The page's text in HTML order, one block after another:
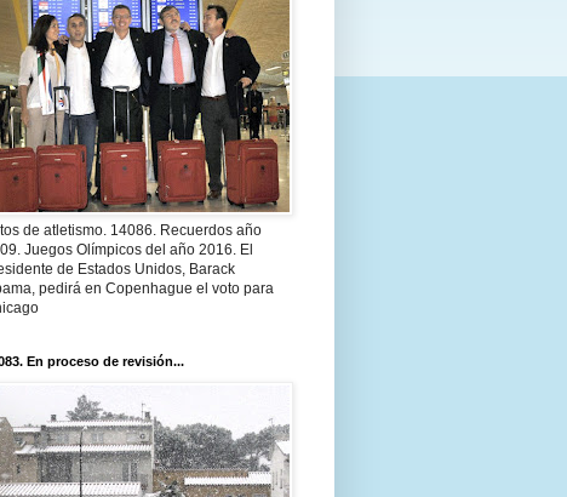
de atletismo. 14086. Recuerdos año
Juegos Olímpicos del año 2016. El
de Estados Unidos, Barack
pedirá en Copenhague el voto para
En proceso de revisión...